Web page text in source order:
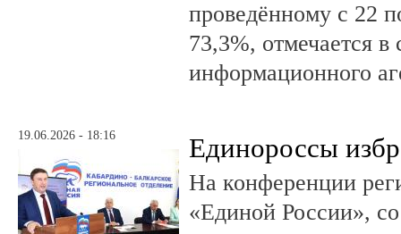
проведённому с 22
73,3%, отмечается
информационного
19.06.2026 - 18:16 Единороссы
На конференции
«Единой России»,